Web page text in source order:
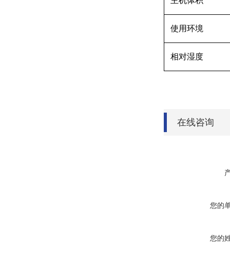
使用环境
相对湿度
在线咨询
您的
您的